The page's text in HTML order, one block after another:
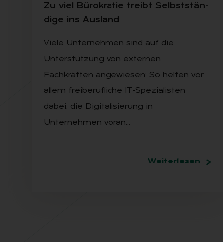
Zu viel Bü­ro­kra­tie treibt Selbst­stän­
di­ge ins Aus­land
Viele Unternehmen sind auf die
Unterstützung von externen
Fachkräften angewiesen: So helfen vor
allem freiberufliche IT-Spezialisten
dabei, die Digitalisierung in
Unternehmen voran…
Weiterlesen